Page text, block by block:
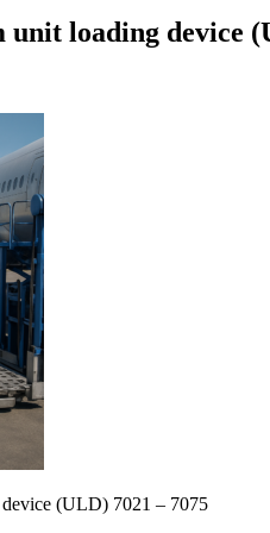
loading device
(ULD) 7021 – 7075